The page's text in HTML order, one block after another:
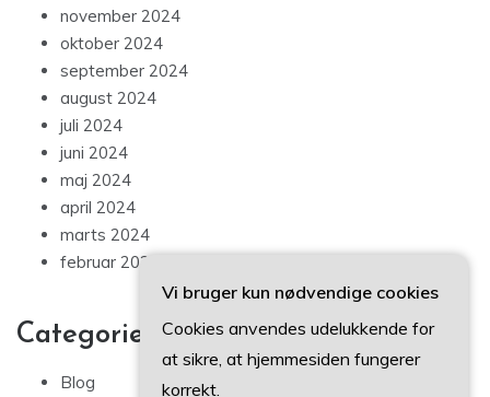
november 2024
oktober 2024
september 2024
august 2024
juli 2024
juni 2024
maj 2024
april 2024
marts 2024
februar 2024
Categories
Blog
Vi bruger kun nødvendige cookies
Cookies anvendes udelukkende for
at sikre, at hjemmesiden fungerer
korrekt.